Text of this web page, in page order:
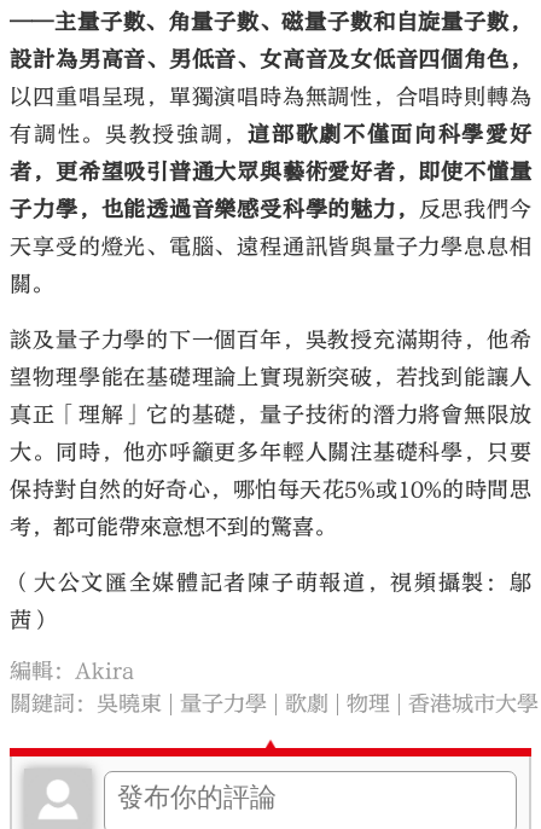
——主量子數、角量子數、磁量子數和自旋量子數，
設計為男高音、男低音、女高音及女低音四個角色，
以四重唱呈現，單獨演唱時為無調性，合唱時則轉為
有調性。吳教授強調，這部歌劇不僅面向科學愛好
者，更希望吸引普通大眾與藝術愛好者，即使不懂量
子力學，也能透過音樂感受科學的魅力， 反思我們今
天享受的燈光、電腦、遠程通訊皆與量子力學息息相
關。
談及量子力學的下一個百年，吳教授充滿期待，他希
望物理學能在基礎理論上實現新突破，若找到能讓人
真正「理解」它的基礎，量子技術的潛力將會無限放
大。同時，他亦呼籲更多年輕人關注基礎科學，只要
保持對自然的好奇心，哪怕每天花5%或10%的時間思
考，都可能帶來意想不到的驚喜。
（大公文匯全媒體記者陳子萌報道，視頻攝製：鄔
茜）
編輯：Akira
關鍵詞： 吳曉東 量子力學 歌劇 物理 香港城市大學